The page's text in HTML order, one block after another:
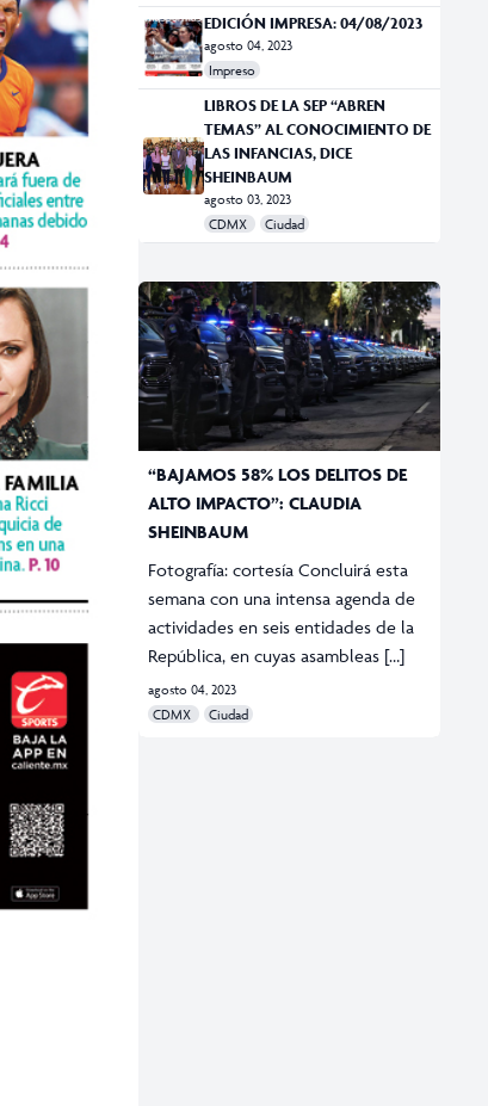
EDICIÓN IMPRESA: 04/08/2023
agosto 04, 2023
Impreso
LIBROS DE LA SEP “ABREN
TEMAS” AL CONOCIMIENTO DE
LAS INFANCIAS, DICE
SHEINBAUM
agosto 03, 2023
CDMX
Ciudad
“BAJAMOS 58% LOS DELITOS DE
ALTO IMPACTO”: CLAUDIA
SHEINBAUM
Fotografía: cortesía Concluirá esta
semana con una intensa agenda de
actividades en seis entidades de la
República, en cuyas asambleas […]
agosto 04, 2023
CDMX
Ciudad